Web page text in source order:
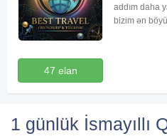
47 elan
addım daha
bizim ən
1 günlük İsmayıllı